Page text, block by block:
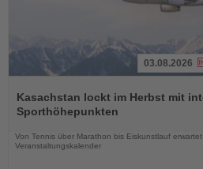
Sie
die
Nachrichten
03.08.2026
Kasachstan lockt im Herbst mit
Sporthöhepunkten
Von Tennis über Marathon bis Eiskunstlauf
Veranstaltungskalender